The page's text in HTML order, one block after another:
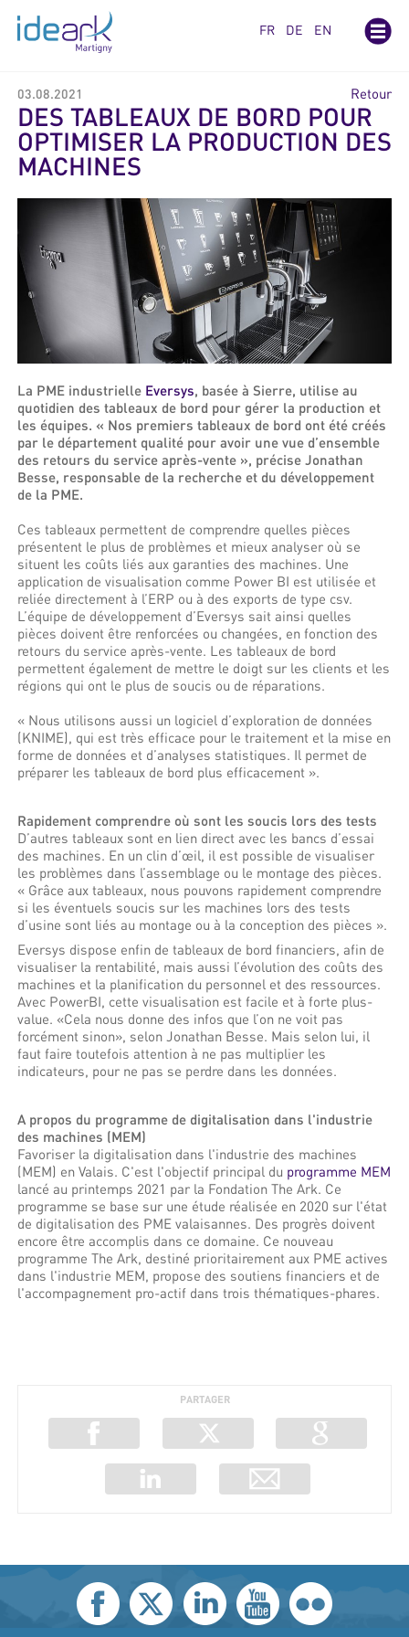
FR DE EN
Retour
03.08.2021
DES TABLEAUX DE BORD POUR
OPTIMISER LA PRODUCTION DES
MACHINES
La PME industrielle Eversys, basée à Sierre, utilise au
quotidien des tableaux de bord pour gérer la production et
les équipes. « Nos premiers tableaux de bord ont été créés
par le département qualité pour avoir une vue d’ensemble
des retours du service après-vente », précise Jonathan
Besse, responsable de la recherche et du développement
de la PME.
Ces tableaux permettent de comprendre quelles pièces
présentent le plus de problèmes et mieux analyser où se
situent les coûts liés aux garanties des machines. Une
application de visualisation comme Power BI est utilisée et
reliée directement à l’ERP ou à des exports de type csv.
L’équipe de développement d’Eversys sait ainsi quelles
pièces doivent être renforcées ou changées, en fonction des
retours du service après-vente. Les tableaux de bord
permettent également de mettre le doigt sur les clients et les
régions qui ont le plus de soucis ou de réparations.
« Nous utilisons aussi un logiciel d’exploration de données
(KNIME), qui est très efficace pour le traitement et la mise en
forme de données et d’analyses statistiques. Il permet de
préparer les tableaux de bord plus efficacement ».
Rapidement comprendre où sont les soucis lors des tests
D’autres tableaux sont en lien direct avec les bancs d’essai
des machines. En un clin d’œil, il est possible de visualiser
les problèmes dans l’assemblage ou le montage des pièces.
« Grâce aux tableaux, nous pouvons rapidement comprendre
si les éventuels soucis sur les machines lors des tests
d’usine sont liés au montage ou à la conception des pièces ».
Eversys dispose enfin de tableaux de bord financiers, afin de
visualiser la rentabilité, mais aussi l’évolution des coûts des
machines et la planification du personnel et des ressources.
Avec PowerBI, cette visualisation est facile et à forte plus-
value. «Cela nous donne des infos que l’on ne voit pas
forcément sinon», selon Jonathan Besse. Mais selon lui, il
faut faire toutefois attention à ne pas multiplier les
indicateurs, pour ne pas se perdre dans les données.
A propos du programme de digitalisation dans l'industrie
des machines (MEM)
Favoriser la digitalisation dans l'industrie des machines
(MEM) en Valais. C'est l'objectif principal du programme MEM
lancé au printemps 2021 par la Fondation The Ark. Ce
programme se base sur une étude réalisée en 2020 sur l'état
de digitalisation des PME valaisannes. Des progrès doivent
encore être accomplis dans ce domaine. Ce nouveau
programme The Ark, destiné prioritairement aux PME actives
dans l'industrie MEM, propose des soutiens financiers et de
l'accompagnement pro-actif dans trois thématiques-phares.
PARTAGER